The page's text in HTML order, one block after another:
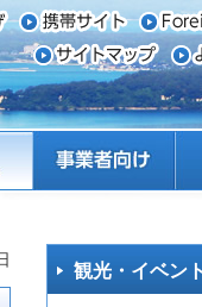
観光・イベント